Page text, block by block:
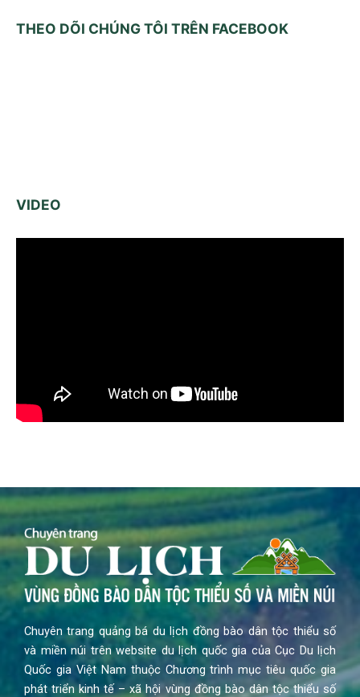
THEO DÕI CHÚNG TÔI TRÊN FACEBOOK
VIDEO
Chuyên trang quảng bá du lịch đồng bào dân tộc thiểu số
và miền núi trên website du lịch quốc gia của Cục Du lịch
Quốc gia Việt Nam thuộc Chương trình mục tiêu quốc gia
phát triển kinh tế – xã hội vùng đồng bào dân tộc thiểu số